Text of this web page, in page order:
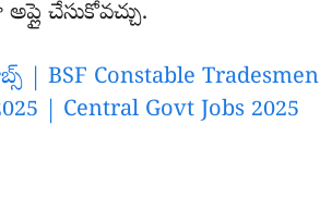
చేసుకోవచ్చు.
| BSF Constable Tradesmen
| Central Govt Jobs 2025